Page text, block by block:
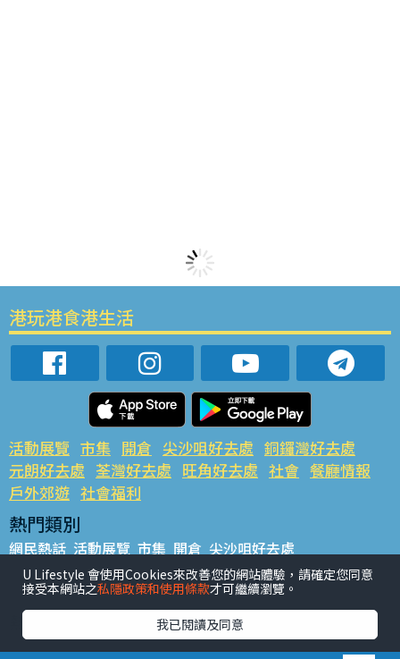
港玩港食港生活
活動展覽 市集 開倉 尖沙咀好去處 銅鑼灣好去處
元朗好去處 荃灣好去處 旺角好去處 社會 餐廳情報
戶外郊遊 社會福利
熱門類別
網民熱話 活動展覽 市集 開倉 尖沙咀好去處
銅鑼灣好去處 元朗好去處 荃灣好去處 旺角好去處 社會
餐廳情報 戶外郊遊
熱門標籤
#UGO搵好去處 #人氣活動推介 #美食社群熱話
U Lifestyle 會使用Cookies來改善您的網站體驗，請確定您同意
接受本網站之私隱政策和使用條款才可繼續瀏覽。
我已閱讀及同意